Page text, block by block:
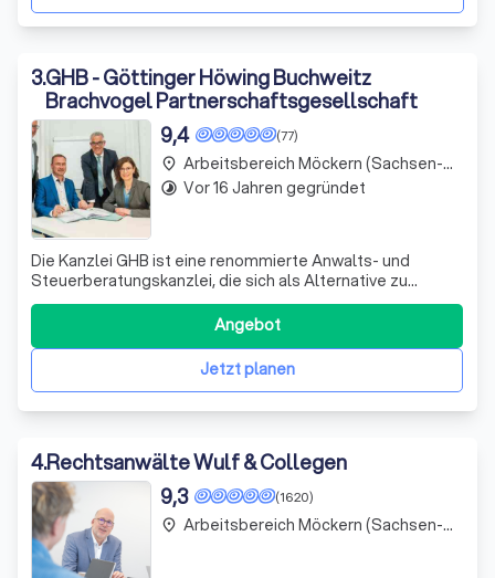
3.GHB - Göttinger Höwing Buchweitz
Brachvogel Partnerschaftsgesellschaft
(77)
9,4
Die Kanzlei GHB ist eine renommierte Anwalts- und
Steuerberatungskanzlei, die sich als Alternative zu
Großkanzleien positioniert. Wir bieten unseren Mandanten
eine umfassende Beratungskompetenz, ohne dass sie
auf die Vorteile einer persönlichen Vertretung verzichten
müssen. Unser Team vertritt Sie k
Jetzt planen
Angebot
place Arbeitsbereich Möckern (Sachsen-Anhalt)
timelapse Vor 16 Jahren gegründet
4.Rechtsanwälte Wulf & Collegen
(1620)
9,3
place Arbeitsbereich Möckern (Sachsen-Anhalt)